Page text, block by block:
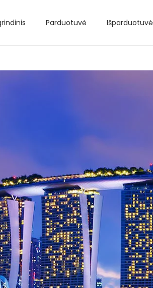
Parduotuvė Išparduotuvė